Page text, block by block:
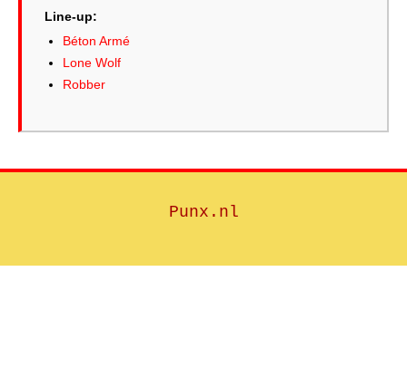
Line-up:
Béton Armé
Lone Wolf
Robber
Punx.nl